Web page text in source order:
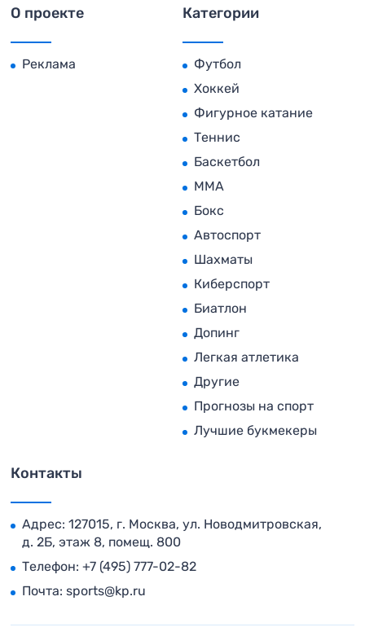
О проекте
Реклама
Категории
Футбол
Хоккей
Фигурное катание
Теннис
Баскетбол
MMA
Бокс
Автоспорт
Шахматы
Киберспорт
Биатлон
Допинг
Легкая атлетика
Другие
Прогнозы на спорт
Лучшие букмекеры
Контакты
Адрес: 127015, г. Москва, ул. Новодмитровская,
д. 2Б, этаж 8, помещ. 800
Телефон: +7 (495) 777-02-82
Почта: sports@kp.ru